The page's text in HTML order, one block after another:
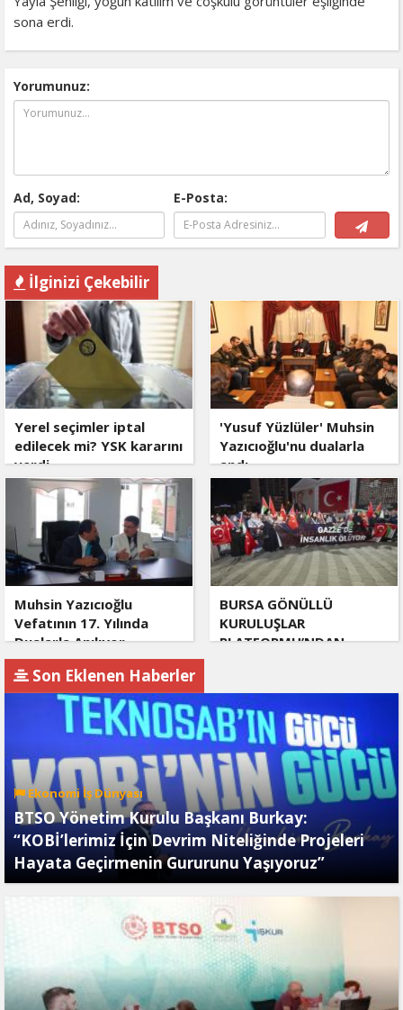
sona erdi.
Yorumunuz:
Ad, Soyad: E-Posta:
İlginizi Çekebilir
Yerel seçimler iptal
edilecek mi? YSK kararını
verdi
'Yusuf Yüzlüler' Muhsin
Yazıcıoğlu'nu dualarla
andı
Muhsin Yazıcıoğlu
Vefatının 17. Yılında
Dualarla Anılıyor
BURSA GÖNÜLLÜ
KURULUŞLAR
PLATFORMU’NDAN
Son Eklenen Haberler
Ekonomi İş Dünyası
BTSO Yönetim Kurulu Başkanı Burkay:
“KOBİ’lerimiz İçin Devrim Niteliğinde Projeleri
Hayata Geçirmenin Gururunu Yaşıyoruz”